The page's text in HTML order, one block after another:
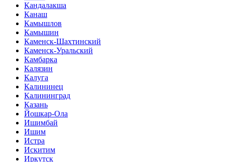
Кандалакша
Канаш
Камышлов
Камышин
Каменск-Шахтинский
Каменск-Уральский
Камбарка
Калязин
Калуга
Калининец
Калининград
Казань
Йошкар-Ола
Ишимбай
Ишим
Истра
Искитим
Иркутск